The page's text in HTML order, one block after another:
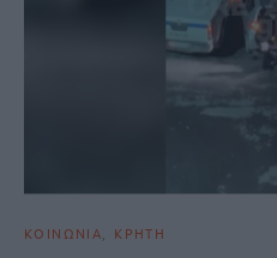
ΚΟΙΝΩΝΙΑ ΚΡΗΤΗ